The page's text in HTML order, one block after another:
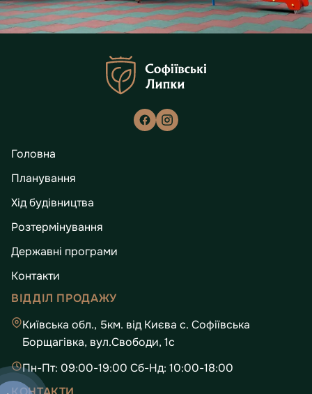
Головна
Планування
Хід будівництва
Розтермінування
Державні програми
Контакти
ВІДДІЛ ПРОДАЖУ
Київська обл., 5км. від Києва с. Софіївська
Борщагівка, вул.Свободи, 1с
Пн-Пт: 09:00-19:00 Сб-Нд: 10:00-18:00